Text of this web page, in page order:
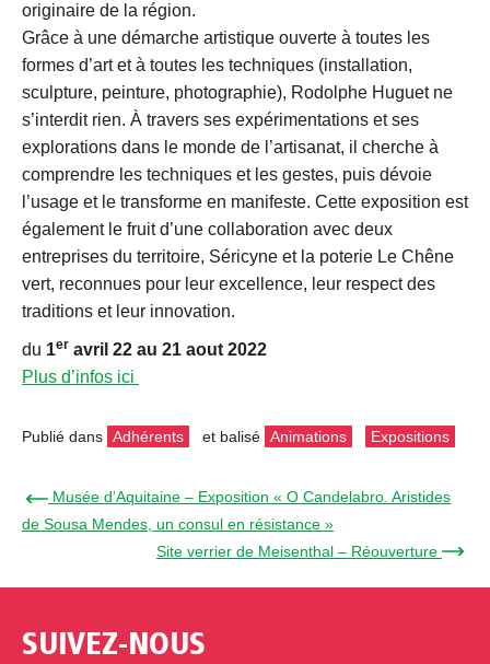
originaire de la région.
Grâce à une démarche artistique ouverte à toutes les
formes d’art et à toutes les techniques (installation,
sculpture, peinture, photographie), Rodolphe Huguet ne
s’interdit rien. À travers ses expérimentations et ses
explorations dans le monde de l’artisanat, il cherche à
comprendre les techniques et les gestes, puis dévoie
l’usage et le transforme en manifeste. Cette exposition est
également le fruit d’une collaboration avec deux
entreprises du territoire, Séricyne et la poterie Le Chêne
vert, reconnues pour leur excellence, leur respect des
traditions et leur innovation.
du 1er avril 22 au 21 aout 2022
Plus d’infos ici
Publié dans Adhérents et balisé Animations Expositions
← Musée d’Aquitaine – Exposition « O Candelabro. Aristides
de Sousa Mendes, un consul en résistance »
Site verrier de Meisenthal – Réouverture →
SUIVEZ-NOUS